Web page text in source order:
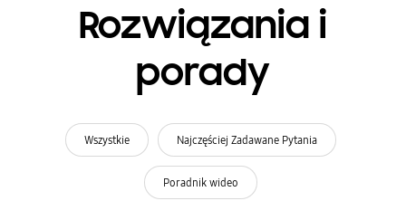
Rozwiązania i
porady
Wszystkie Najczęściej Zadawane Pytania
Poradnik wideo